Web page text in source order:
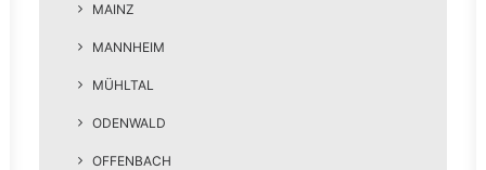
MAINZ
MANNHEIM
MÜHLTAL
ODENWALD
OFFENBACH